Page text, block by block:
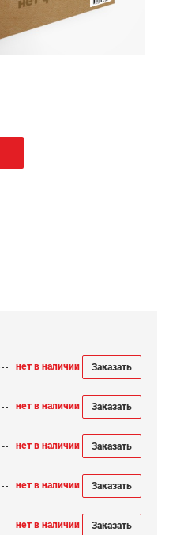
нет в наличии Заказать
нет в наличии Заказать
нет в наличии Заказать
нет в наличии Заказать
нет в наличии Заказать